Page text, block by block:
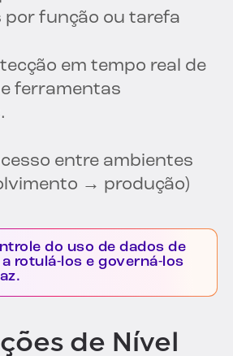
função ou tarefa
em tempo real de
ferramentas
entre ambientes
→ produção)
do uso de dados de
rotulá-los e governá-los
de Nível